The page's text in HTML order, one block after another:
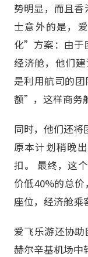
势明显，而且
士意外的是，
化”方案：由于
经济舱，他们
是利用航司的
额”，这样商务
同时，他们还
原本计划稍晚
扣。 最终，这
价低40%的总
座位，经济舱乘
爱飞乐游还协
赫尔辛基机场中